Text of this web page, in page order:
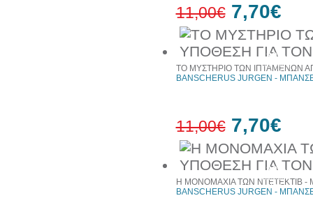
30%
έκπτωση
web
11,00€ 7,70€
30%
έκπτωση
web
ΤΟ ΜΥΣΤΗΡΙΟ ΤΩΝ ΙΠΤΑΜΕΝΩΝ
BANSCHERUS JURGEN -
11,00€ 7,70€
Η ΜΟΝΟΜΑΧΙΑ ΤΩΝ ΝΤΕΤΕΚΤΙΒ -
BANSCHERUS JURGEN -